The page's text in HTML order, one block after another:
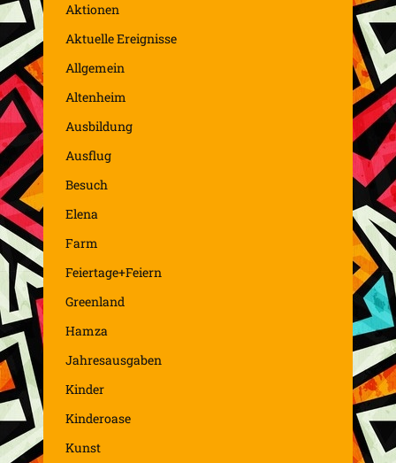
Aktionen
Aktuelle Ereignisse
Allgemein
Altenheim
Ausbildung
Ausflug
Besuch
Elena
Farm
Feiertage+Feiern
Greenland
Hamza
Jahresausgaben
Kinder
Kinderoase
Kunst